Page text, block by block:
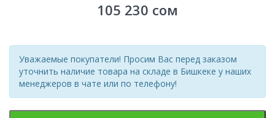
105 230 сом
Уважаемые покупатели! Просим Вас перед заказом
уточнить наличие товара на складе в Бишкеке у наших
менеджеров в чате или по телефону!